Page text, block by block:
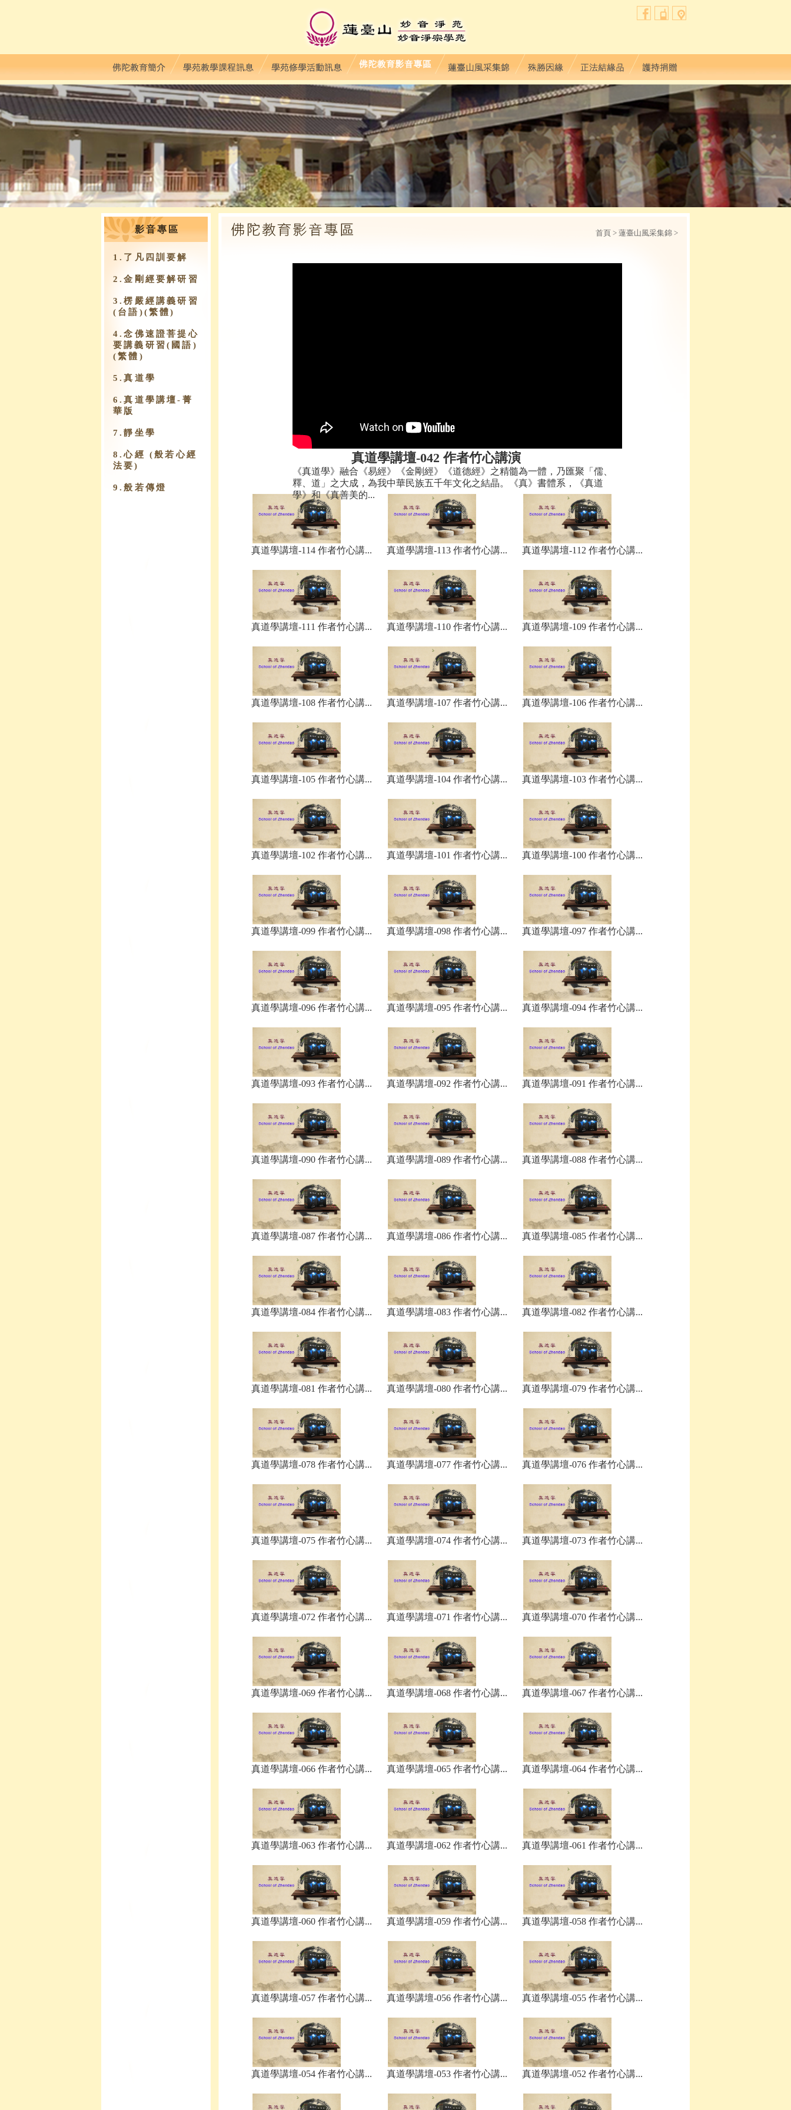
影音專區
1.了凡四訓要解
2.金剛經要解研習
3.楞嚴經講義研習
(台語)(繁體)
4.念佛速證菩提心
要講義研習(國語)
(繁體)
5.真道學
6.真道學講壇-菁
華版
7.靜坐學
8.心經 (般若心經
法要)
9.​般若傳燈
首頁 > 蓮臺山風采集錦 >
真道學講壇-042 作者竹心講演
《真道學》融合《易經》《金剛經》《道德經》之精髓為一體，乃匯聚「儒、
釋、道」之大成，為我中華民族五千年文化之結晶。《真》書體系，《真道
學》和《真善美的...
真道學講壇-114 作者竹心講... 真道學講壇-113 作者竹心講... 真道學講壇-112 作者竹心講...
真道學講壇-111 作者竹心講... 真道學講壇-110 作者竹心講... 真道學講壇-109 作者竹心講...
真道學講壇-108 作者竹心講... 真道學講壇-107 作者竹心講... 真道學講壇-106 作者竹心講...
真道學講壇-105 作者竹心講... 真道學講壇-104 作者竹心講... 真道學講壇-103 作者竹心講...
真道學講壇-102 作者竹心講... 真道學講壇-101 作者竹心講... 真道學講壇-100 作者竹心講...
真道學講壇-099 作者竹心講... 真道學講壇-098 作者竹心講... 真道學講壇-097 作者竹心講...
真道學講壇-096 作者竹心講... 真道學講壇-095 作者竹心講... 真道學講壇-094 作者竹心講...
真道學講壇-093 作者竹心講... 真道學講壇-092 作者竹心講... 真道學講壇-091 作者竹心講...
真道學講壇-090 作者竹心講... 真道學講壇-089 作者竹心講... 真道學講壇-088 作者竹心講...
真道學講壇-087 作者竹心講... 真道學講壇-086 作者竹心講... 真道學講壇-085 作者竹心講...
真道學講壇-084 作者竹心講... 真道學講壇-083 作者竹心講... 真道學講壇-082 作者竹心講...
真道學講壇-081 作者竹心講... 真道學講壇-080 作者竹心講... 真道學講壇-079 作者竹心講...
真道學講壇-078 作者竹心講... 真道學講壇-077 作者竹心講... 真道學講壇-076 作者竹心講...
真道學講壇-075 作者竹心講... 真道學講壇-074 作者竹心講... 真道學講壇-073 作者竹心講...
真道學講壇-072 作者竹心講... 真道學講壇-071 作者竹心講... 真道學講壇-070 作者竹心講...
真道學講壇-069 作者竹心講... 真道學講壇-068 作者竹心講... 真道學講壇-067 作者竹心講...
真道學講壇-066 作者竹心講... 真道學講壇-065 作者竹心講... 真道學講壇-064 作者竹心講...
真道學講壇-063 作者竹心講... 真道學講壇-062 作者竹心講... 真道學講壇-061 作者竹心講...
真道學講壇-060 作者竹心講... 真道學講壇-059 作者竹心講... 真道學講壇-058 作者竹心講...
真道學講壇-057 作者竹心講... 真道學講壇-056 作者竹心講... 真道學講壇-055 作者竹心講...
真道學講壇-054 作者竹心講... 真道學講壇-053 作者竹心講... 真道學講壇-052 作者竹心講...